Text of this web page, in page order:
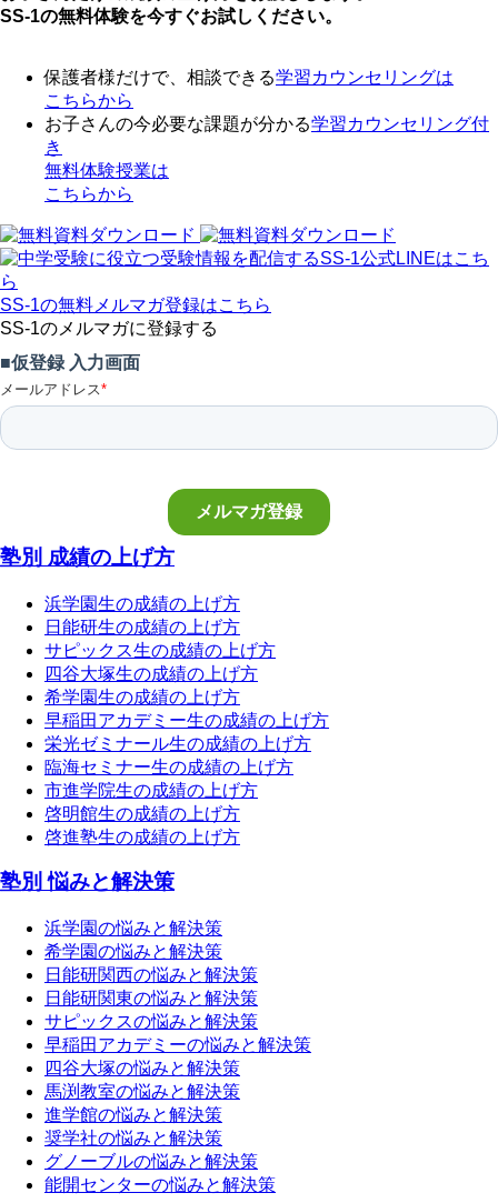
SS-1の無料体験を今すぐお試しください。
保護者様だけで、相談できる学習カウンセリングは
こちらから
お子さんの今必要な課題が分かる学習カウンセリング付
き
無料体験授業は
こちらから
SS-1の無料メルマガ登録はこちら
SS-1のメルマガに登録する
塾別 成績の上げ方
浜学園生の成績の上げ方
日能研生の成績の上げ方
サピックス生の成績の上げ方
四谷大塚生の成績の上げ方
希学園生の成績の上げ方
早稲田アカデミー生の成績の上げ方
栄光ゼミナール生の成績の上げ方
臨海セミナー生の成績の上げ方
市進学院生の成績の上げ方
啓明館生の成績の上げ方
啓進塾生の成績の上げ方
塾別 悩みと解決策
浜学園の悩みと解決策
希学園の悩みと解決策
日能研関西の悩みと解決策
日能研関東の悩みと解決策
サピックスの悩みと解決策
早稲田アカデミーの悩みと解決策
四谷大塚の悩みと解決策
馬渕教室の悩みと解決策
進学館の悩みと解決策
奨学社の悩みと解決策
グノーブルの悩みと解決策
能開センターの悩みと解決策